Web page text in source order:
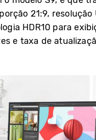
21:9, resolução
HDR10 para
e taxa de